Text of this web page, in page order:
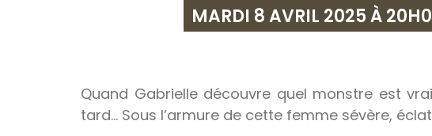
MARDI 8 AVRIL 2025 À
Quand Gabrielle découvre quel monstre est
tard… Sous l’armure de cette femme sévère,